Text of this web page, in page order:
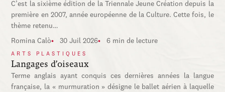
C’est la sixième édition de la Triennale Jeune Création depuis la
première en 2007, année européenne de la Culture. Cette fois, le
thème retenu…
Romina Calò 30 Juil 2026 6 min de lecture
ARTS PLASTIQUES
Langages d’oiseaux
Terme anglais ayant conquis ces dernières années la langue
française, la « murmuration » désigne le ballet aérien à laquelle